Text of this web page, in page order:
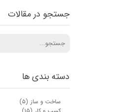
دسته بندی ها
ساخت و ساز (۵)
جستجو در مقالات